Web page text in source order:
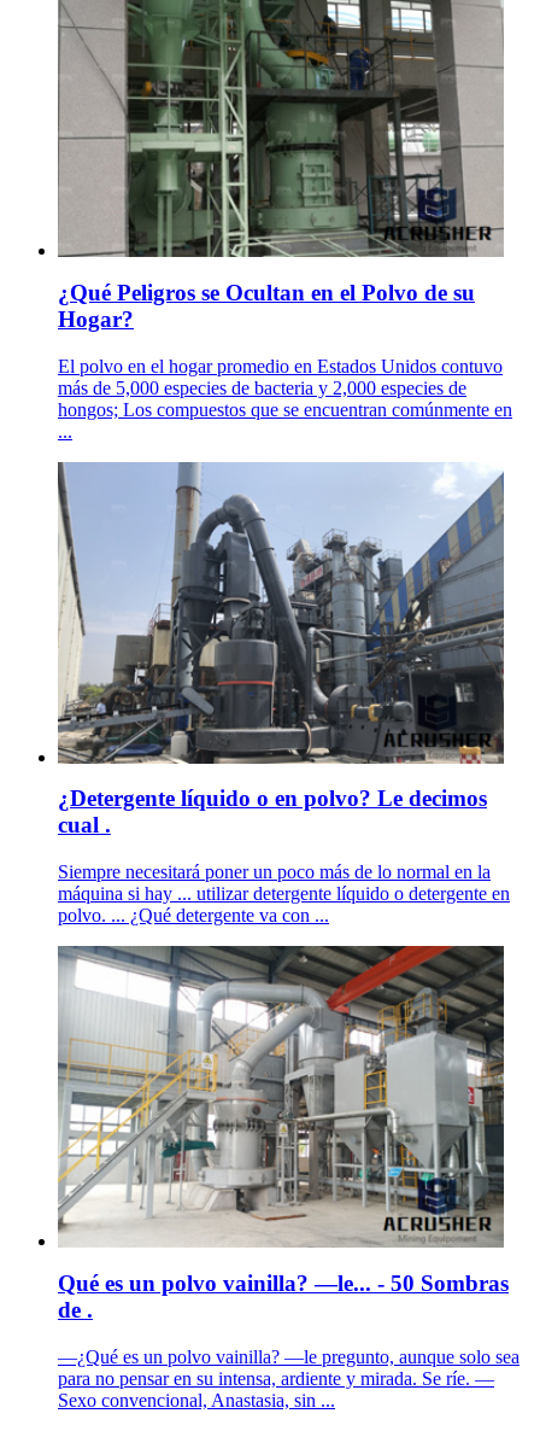
¿Qué Peligros se Ocultan en el Polvo de su
Hogar?
El polvo en el hogar promedio en Estados Unidos contuvo
más de 5,000 especies de bacteria y 2,000 especies de
hongos; Los compuestos que se encuentran comúnmente en
...
¿Detergente líquido o en polvo? Le decimos
cual .
Siempre necesitará poner un poco más de lo normal en la
máquina si hay ... utilizar detergente líquido o detergente en
polvo. ... ¿Qué detergente va con ...
Qué es un polvo vainilla? —le... - 50 Sombras
de .
—¿Qué es un polvo vainilla? —le pregunto, aunque solo sea
para no pensar en su intensa, ardiente y mirada. Se ríe. —
Sexo convencional, Anastasia, sin ...